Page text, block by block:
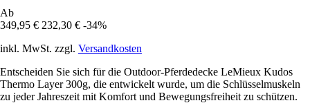
Ab
349,95 € 232,30 € -34%
inkl. MwSt. zzgl. Versandkosten
Entscheiden Sie sich für die Outdoor-Pferdedecke LeMieux Kudos
Thermo Layer 300g, die entwickelt wurde, um die Schlüsselmuskeln
zu jeder Jahreszeit mit Komfort und Bewegungsfreiheit zu schützen.